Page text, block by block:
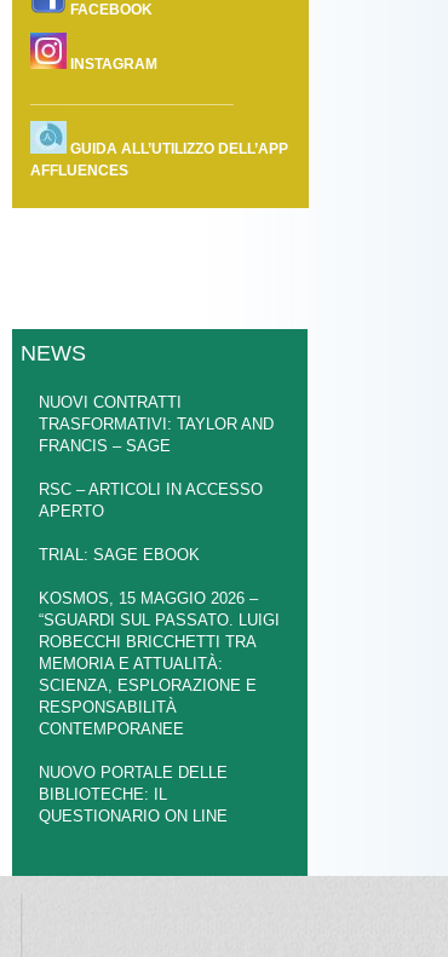
FACEBOOK
INSTAGRAM
GUIDA ALL’UTILIZZO DELL’APP
AFFLUENCES
NEWS
NUOVI CONTRATTI
TRASFORMATIVI: TAYLOR AND
FRANCIS – SAGE
RSC – ARTICOLI IN ACCESSO
APERTO
TRIAL: SAGE EBOOK
KOSMOS, 15 MAGGIO 2026 –
“SGUARDI SUL PASSATO. LUIGI
ROBECCHI BRICCHETTI TRA
MEMORIA E ATTUALITÀ:
SCIENZA, ESPLORAZIONE E
RESPONSABILITÀ
CONTEMPORANEE
NUOVO PORTALE DELLE
BIBLIOTECHE: IL
QUESTIONARIO ON LINE